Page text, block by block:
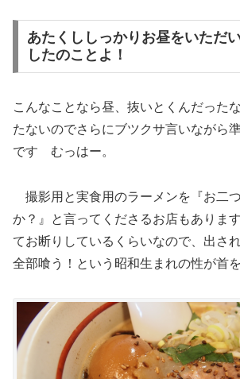
あたくししっかりお昼をいただ
したのことよ！
こんなことなら昼、抜いとくんだった
たないのでさらにブツクサ言いながら
です むっはー。
撮影用と実食用のラーメンを『お二
か？』と言ってくださるお店もありま
てお断りしているくらいなので、出さ
全部喰う！という昭和生まれの性が首